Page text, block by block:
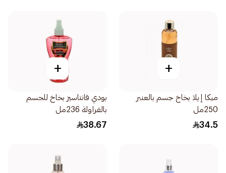
+
ميكا إيلا بخاخ جسم بالعنبر
250مل
34.5
+
بودي فانتاسيز بخاخ للجسم
بالفراولة 236مل
38.67